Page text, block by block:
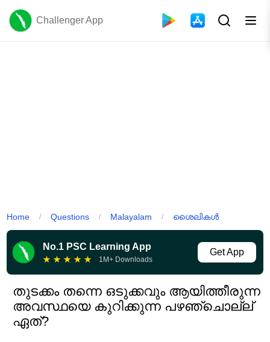
Challenger App
Home / Questions / Malayalam / ശൈലികൾ
No.1 PSC Learning App
★ ★ ★ ★ ★ 1M+ Downloads
Get App
തുടക്കം തന്നെ ഒടുക്കവും ആയിത്തീരുന്ന
അവസ്ഥയെ കുറിക്കുന്ന പഴഞ്ചൊല്ല്
ഏത്?